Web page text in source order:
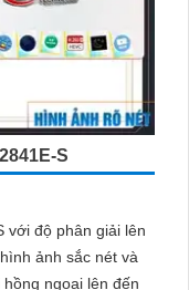
S
với độ phân giải lên
ảnh sắc nét và